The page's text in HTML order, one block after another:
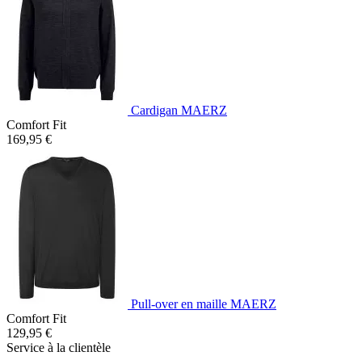
Cardigan MAERZ
Comfort Fit
169,95 €
Pull-over en maille MAERZ
Comfort Fit
129,95 €
Service à la clientèle